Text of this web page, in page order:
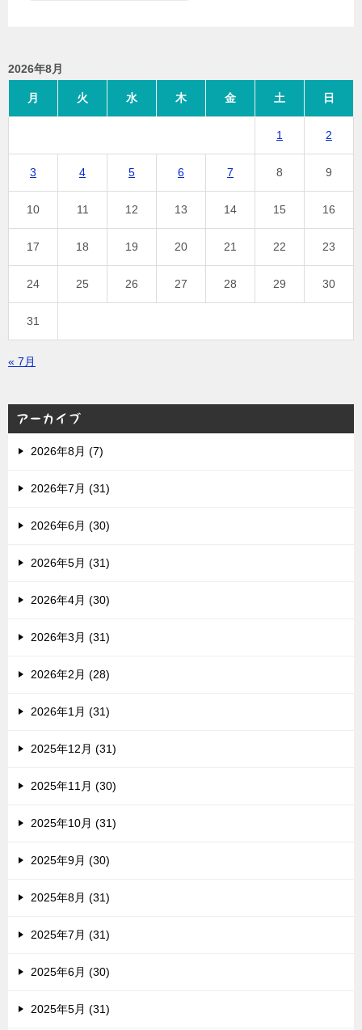
2026年8月
月 火 水 木 金 土 日
1 2
3 4 5 6 7 8 9
10 11 12 13 14 15 16
17 18 19 20 21 22 23
24 25 26 27 28 29 30
31
« 7月
アーカイブ
2026年8月 (7)
2026年7月 (31)
2026年6月 (30)
2026年5月 (31)
2026年4月 (30)
2026年3月 (31)
2026年2月 (28)
2026年1月 (31)
2025年12月 (31)
2025年11月 (30)
2025年10月 (31)
2025年9月 (30)
2025年8月 (31)
2025年7月 (31)
2025年6月 (30)
2025年5月 (31)